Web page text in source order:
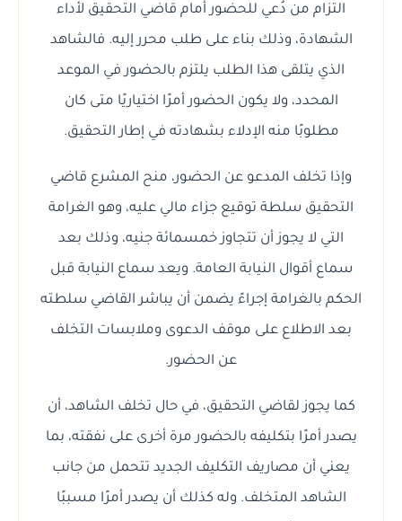
التزام من دُعي للحضور أمام قاضي التحقيق لأداء
الشهادة، وذلك بناء على طلب محرر إليه. فالشاهد
الذي يتلقى هذا الطلب يلتزم بالحضور في الموعد
المحدد، ولا يكون الحضور أمرًا اختياريًا متى كان
مطلوبًا منه الإدلاء بشهادته في إطار التحقيق.
وإذا تخلف المدعو عن الحضور، منح المشرع قاضي
التحقيق سلطة توقيع جزاء مالي عليه، وهو الغرامة
التي لا يجوز أن تتجاوز خمسمائة جنيه، وذلك بعد
سماع أقوال النيابة العامة. ويعد سماع النيابة قبل
الحكم بالغرامة إجراءً يضمن أن يباشر القاضي سلطته
بعد الاطلاع على موقف الدعوى وملابسات التخلف
عن الحضور.
كما يجوز لقاضي التحقيق، في حال تخلف الشاهد، أن
يصدر أمرًا بتكليفه بالحضور مرة أخرى على نفقته، بما
يعني أن مصاريف التكليف الجديد تتحمل من جانب
الشاهد المتخلف. وله كذلك أن يصدر أمرًا مسببًا